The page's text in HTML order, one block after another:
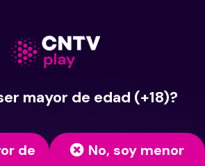
mayor de edad (+18)?
de
No, soy menor